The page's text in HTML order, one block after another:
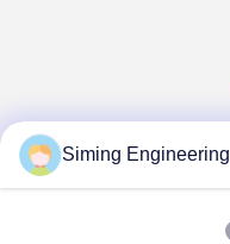
Siming Engineering